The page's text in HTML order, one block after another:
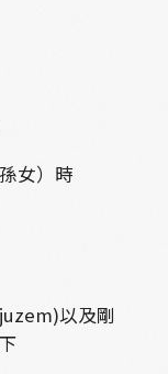
女）時
以及剛